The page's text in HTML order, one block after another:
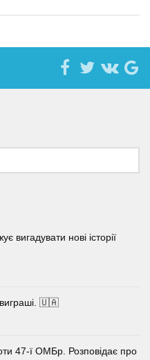
вигадувати нові історії
🇺🇦
47-ї ОМБр. Розповідає про